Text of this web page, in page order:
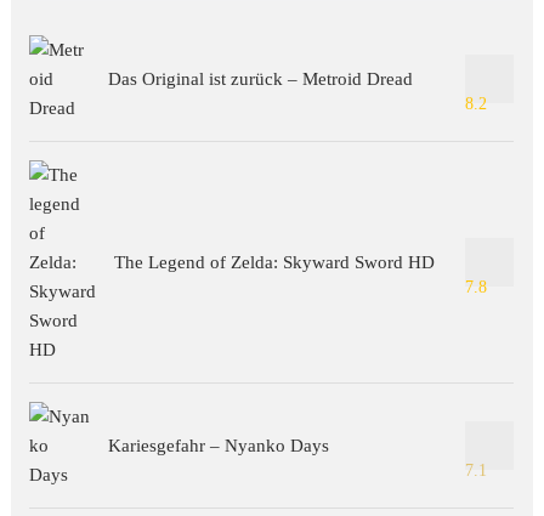
Das Original ist zurück – Metroid Dread
8.2
The Legend of Zelda: Skyward Sword HD
7.8
Kariesgefahr – Nyanko Days
7.1